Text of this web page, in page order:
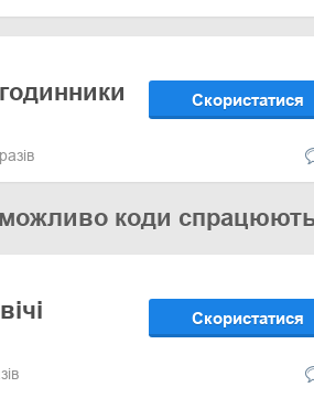
Скористатися
можливо коди
Скористатися